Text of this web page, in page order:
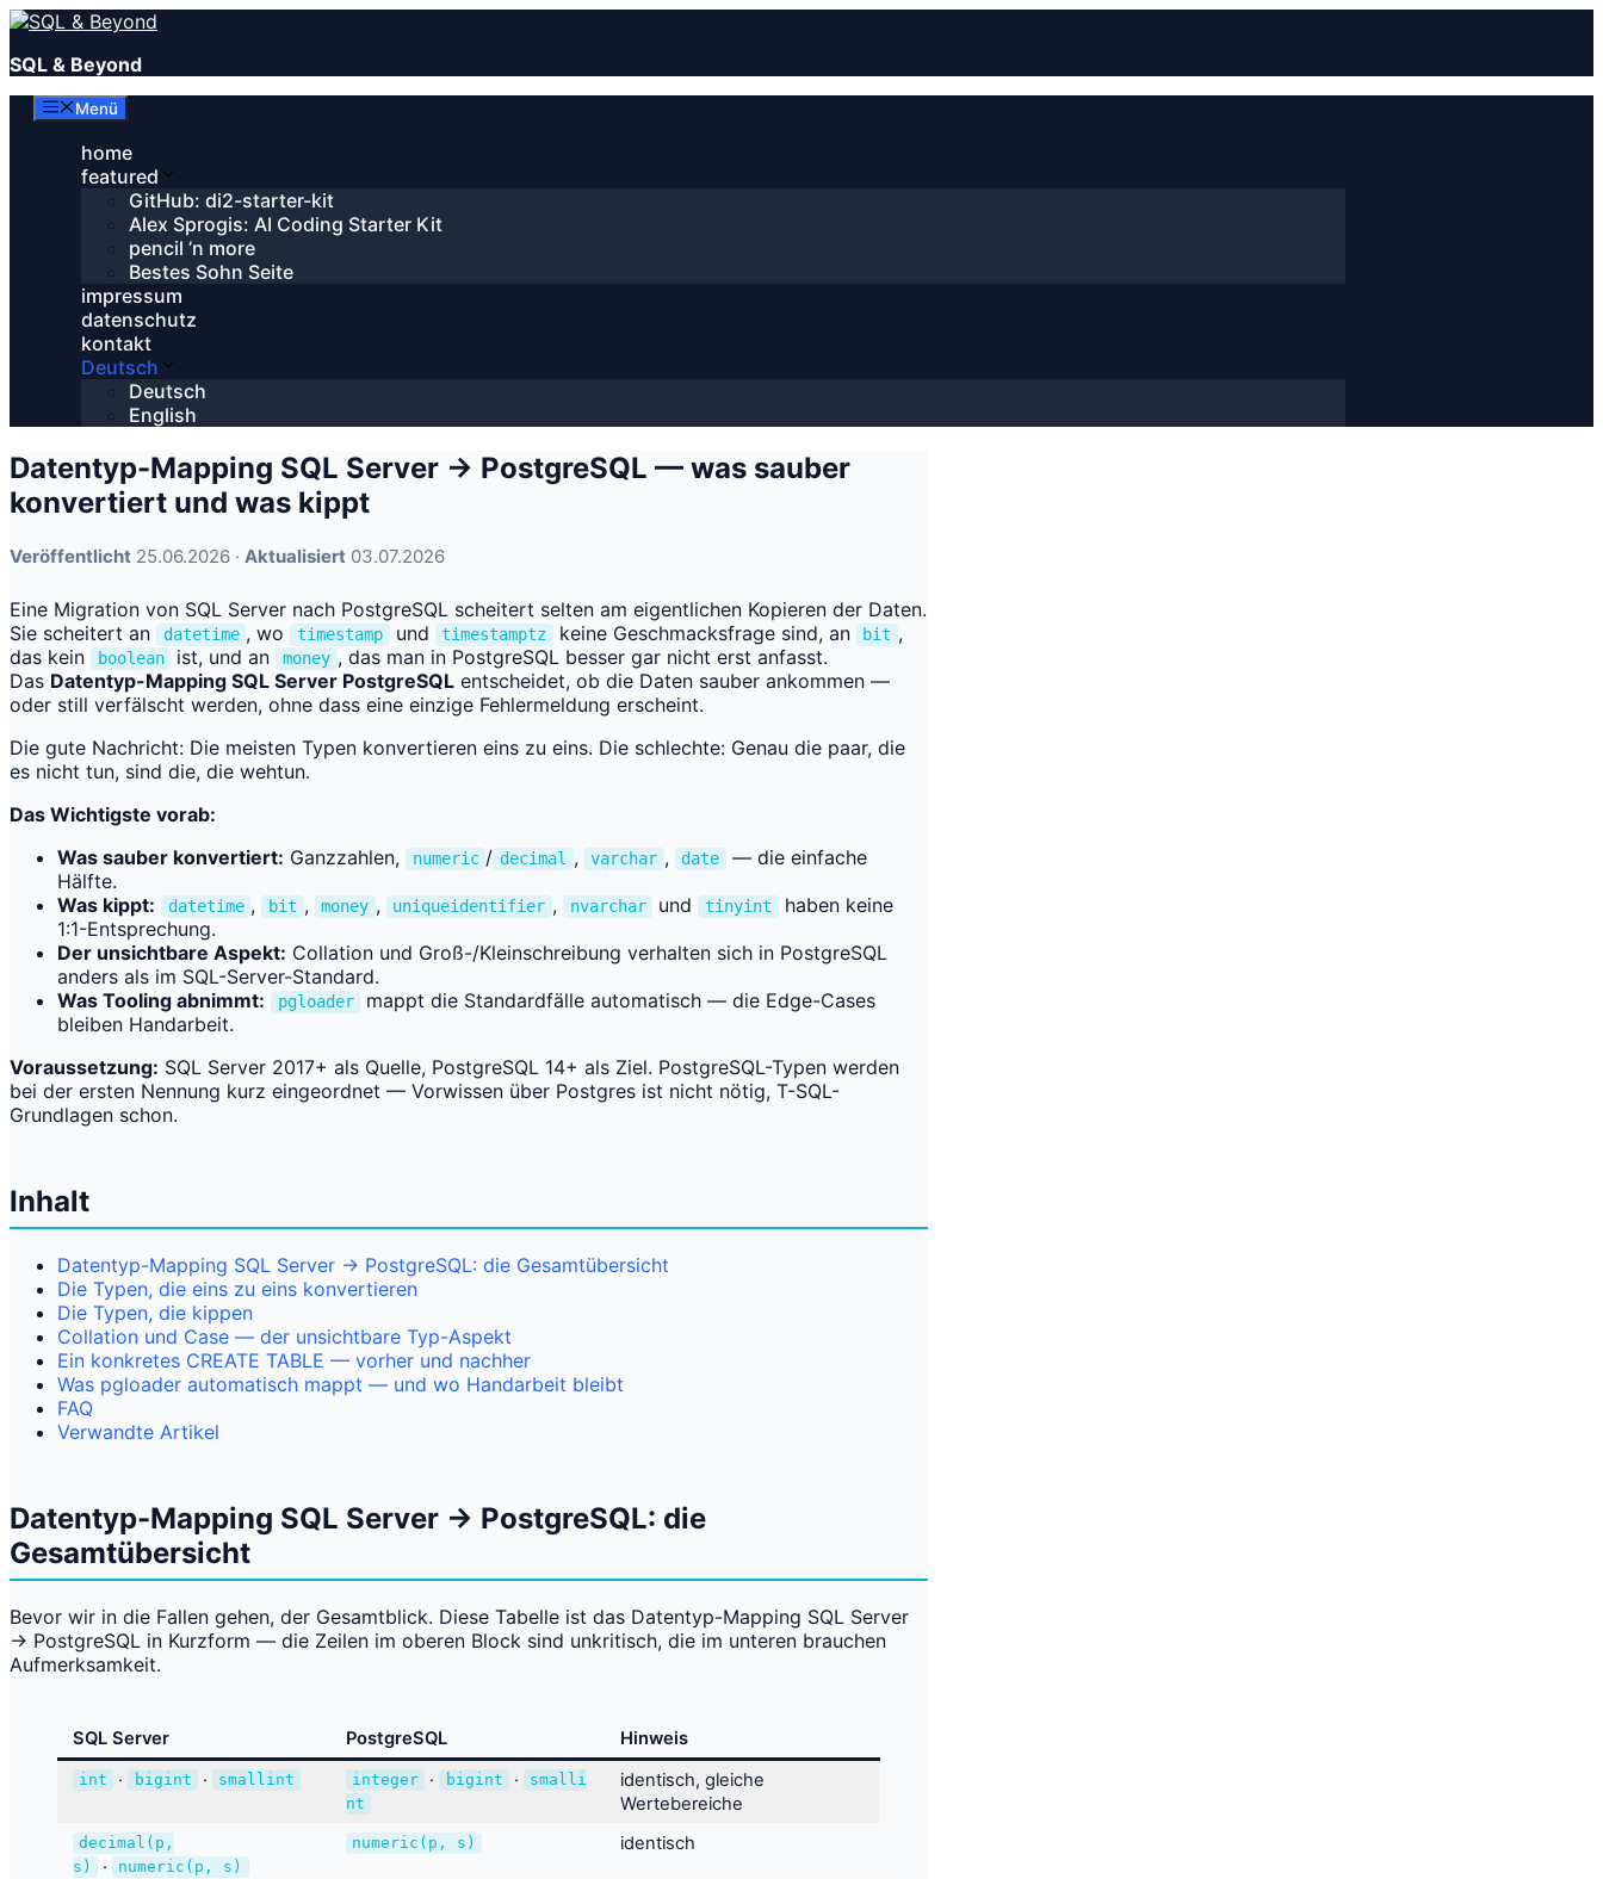
Zum
springen
SQL & Beyond
Menü
home
featured
GitHub: di2-starter-kit
Alex Sprogis: AI Coding Starter Kit
pencil ’n more
Bestes Sohn Seite
impressum
datenschutz
kontakt
Deutsch
Deutsch
English
Datentyp-Mapping SQL Server → PostgreSQL — was sauber
konvertiert und was kippt
Veröffentlicht 25.06.2026 · Aktualisiert 03.07.2026
Eine Migration von SQL Server nach PostgreSQL scheitert selten am eigentlichen Kopieren der Daten.
Sie scheitert an
datetime , wo timestamp und timestamptz keine Geschmacksfrage sind, an bit ,
das kein
boolean ist, und an money , das man in PostgreSQL besser gar nicht erst anfasst.
Das Datentyp-Mapping SQL Server PostgreSQL entscheidet, ob die Daten sauber ankommen —
oder still verfälscht werden, ohne dass eine einzige Fehlermeldung erscheint.
Die gute Nachricht: Die meisten Typen konvertieren eins zu eins. Die schlechte: Genau die paar, die
es nicht tun, sind die, die wehtun.
Das Wichtigste vorab:
Was sauber konvertiert: Ganzzahlen, numeric / decimal , varchar , date
— die einfache
Hälfte.
Was kippt:
datetime , bit , money , uniqueidentifier , nvarchar und tinyint
haben keine
1:1-Entsprechung.
Der unsichtbare Aspekt: Collation und Groß-/Kleinschreibung verhalten sich in PostgreSQL
anders als im SQL-Server-Standard.
Was Tooling abnimmt:
pgloader
mappt die Standardfälle automatisch — die Edge-Cases
bleiben Handarbeit.
Voraussetzung: SQL Server 2017+ als Quelle, PostgreSQL 14+ als Ziel. PostgreSQL-Typen werden
bei der ersten Nennung kurz eingeordnet — Vorwissen über Postgres ist nicht nötig, T-SQL-
Grundlagen schon.
Inhalt
Datentyp-Mapping SQL Server → PostgreSQL: die Gesamtübersicht
Die Typen, die eins zu eins konvertieren
Die Typen, die kippen
Collation und Case — der unsichtbare Typ-Aspekt
Ein konkretes CREATE TABLE — vorher und nachher
Was pgloader automatisch mappt — und wo Handarbeit bleibt
FAQ
Verwandte Artikel
Datentyp-Mapping SQL Server → PostgreSQL: die
Gesamtübersicht
Bevor wir in die Fallen gehen, der Gesamtblick. Diese Tabelle ist das Datentyp-Mapping SQL Server
→ PostgreSQL in Kurzform — die Zeilen im oberen Block sind unkritisch, die im unteren brauchen
Aufmerksamkeit.
SQL Server PostgreSQL Hinweis
int · bigint · smallint integer · bigint ·
smalli
nt
identisch, gleiche
Wertebereiche
decimal(p,
s)
· numeric(p, s)
numeric(p, s) identisch